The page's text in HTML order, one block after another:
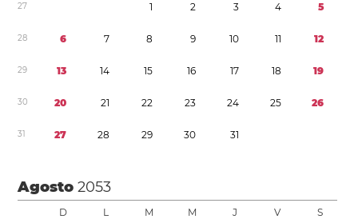
27 1 2 3 4 5
28 6 7 8 9 10 11 12
29 13 14 15 16 17 18 19
30 20 21 22 23 24 25 26
31 27 28 29 30 31
Agosto2053
D L M M J V S